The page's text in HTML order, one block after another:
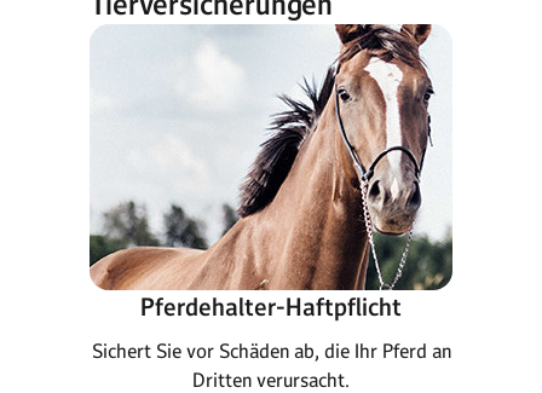
Pferdehalter-Haftpflicht
Sichert Sie vor Schäden ab, die Ihr Pferd an
Dritten verursacht.